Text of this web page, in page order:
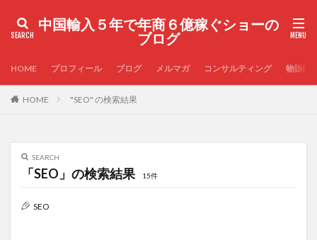
中国輸入５年で年商６億稼ぐショーの
ブログ
HOME プロフィール ブログ メルマガ コンサルティング 物販実
HOME "SEO" の検索結果
SEARCH
「SEO」の検索結果 15件
SEO